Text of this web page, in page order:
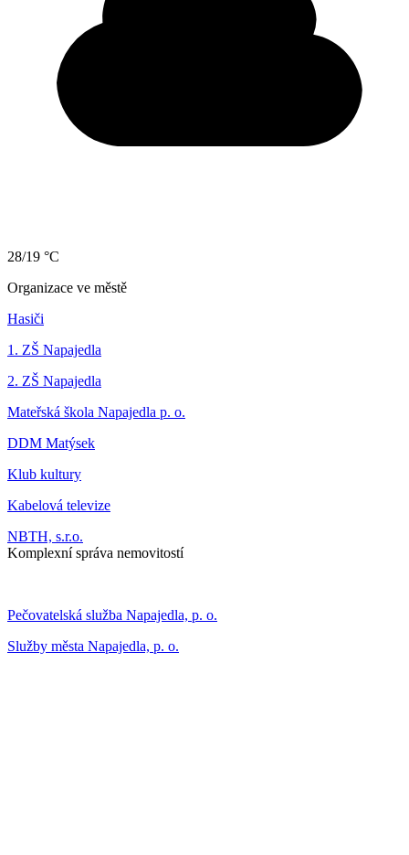
28/19 °C
Organizace ve městě
Hasiči
1. ZŠ Napajedla
2. ZŠ Napajedla
Mateřská škola Napajedla p. o.
DDM Matýsek
Klub kultury
Kabelová televize
NBTH, s.r.o.
Komplexní správa nemovitostí
Pečovatelská služba Napajedla, p. o.
Služby města Napajedla, p. o.